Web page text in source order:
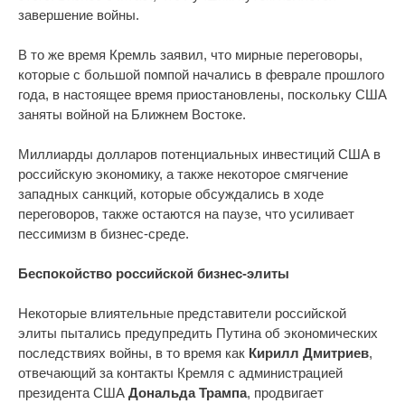
завершение войны.
В то же время Кремль заявил, что мирные переговоры,
которые с большой помпой начались в феврале прошлого
года, в настоящее время приостановлены, поскольку США
заняты войной на Ближнем Востоке.
Миллиарды долларов потенциальных инвестиций США в
российскую экономику, а также некоторое смягчение
западных санкций, которые обсуждались в ходе
переговоров, также остаются на паузе, что усиливает
пессимизм в бизнес-среде.
Беспокойство российской бизнес-элиты
Некоторые влиятельные представители российской
элиты пытались предупредить Путина об экономических
последствиях войны, в то время как Кирилл Дмитриев,
отвечающий за контакты Кремля с администрацией
президента США Дональда Трампа, продвигает